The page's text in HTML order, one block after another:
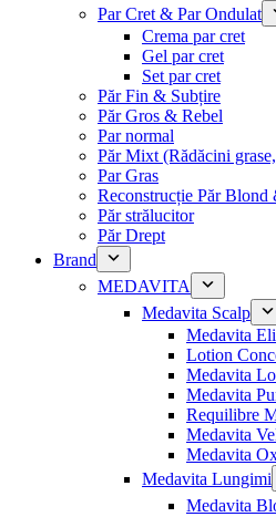
Par Cret & Par Ondulat
Crema par cret
Gel par cret
Set par cret
Păr Fin & Subțire
Păr Gros & Rebel
Par normal
Păr Mixt (Rădăcini
Par Gras
Reconstrucție Păr Blond
Păr strălucitor
Păr Drept
Brand
MEDAVITA
Medavita Scalp
Medavita
Lotion
Medavita
Medavita
Requilibre
Medavita
Medavita
Medavita Lungimi
Medavita